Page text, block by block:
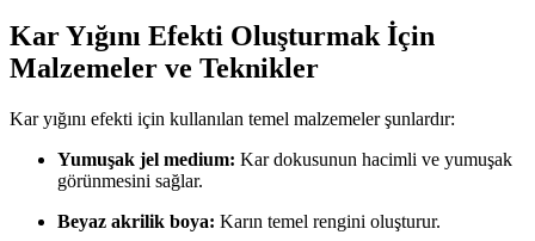
Kar Yığını Efekti Oluşturmak İçin
Malzemeler ve Teknikler
Kar yığını efekti için kullanılan temel malzemeler şunlardır:
Yumuşak jel medium: Kar dokusunun hacimli ve yumuşak
görünmesini sağlar.
Beyaz akrilik boya: Karın temel rengini oluşturur.